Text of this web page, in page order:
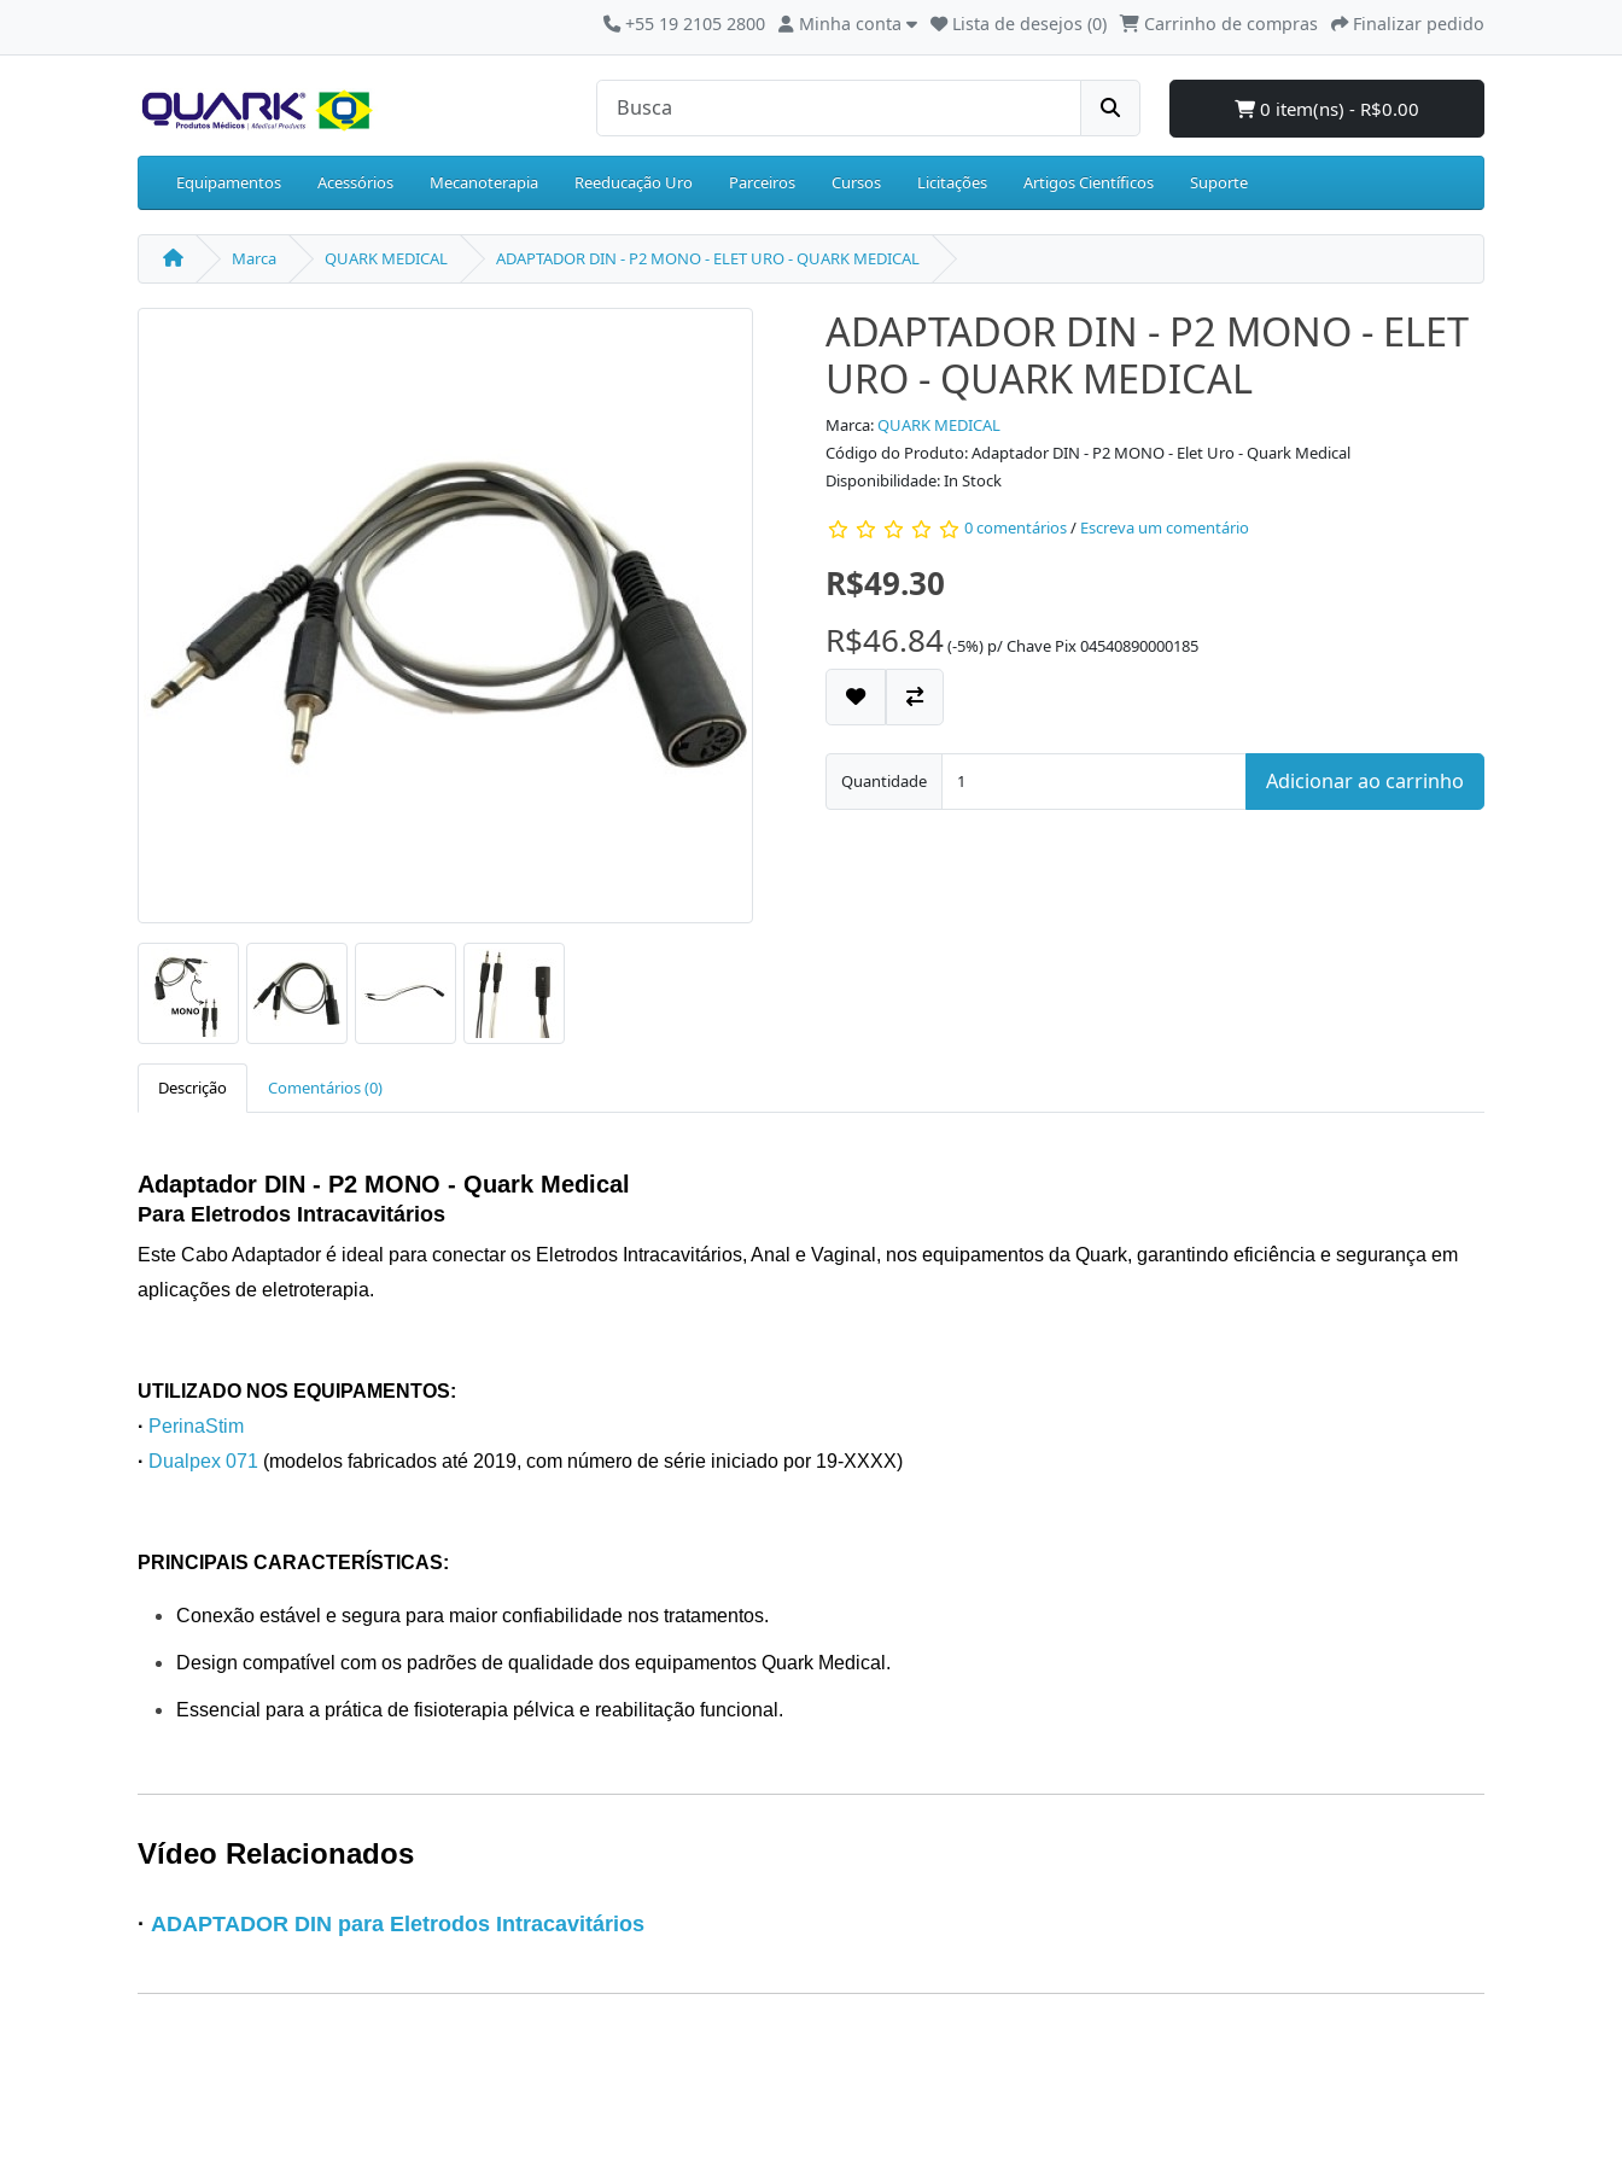
+55 19 2105 2800 Minha conta Lista de desejos (0) Carrinho de compras Finalizar pedido
0 item(ns) - R$0.00
Equipamentos Acessórios Mecanoterapia Reeducação Uro Parceiros Cursos Licitações Artigos Científicos Suporte
Marca QUARK MEDICAL ADAPTADOR DIN - P2 MONO - ELET URO - QUARK MEDICAL
ADAPTADOR DIN - P2 MONO - ELET
URO - QUARK MEDICAL
Marca:QUARK MEDICAL
Código do Produto: Adaptador DIN - P2 MONO - Elet Uro - Quark Medical
Disponibilidade: In Stock
0 comentários/ Escreva um comentário
R$49.30
R$46.84(-5%) p/Chave Pix 04540890000185
Quantidade Adicionar ao carrinho
Descrição Comentários (0)
Adaptador DIN - P2 MONO - Quark Medical
Para Eletrodos Intracavitários
Este Cabo Adaptador é ideal para conectar os Eletrodos Intracavitários, Anal e Vaginal, nos equipamentos da Quark, garantindo eficiência e segurança em
aplicações de eletroterapia.
UTILIZADO NOS EQUIPAMENTOS:
· PerinaStim
· Dualpex 071 (modelos fabricados até 2019, com número de série iniciado por 19-XXXX)
PRINCIPAIS CARACTERÍSTICAS:
Conexão estável e segura para maior confiabilidade nos tratamentos.
Design compatível com os padrões de qualidade dos equipamentos Quark Medical.
Essencial para a prática de fisioterapia pélvica e reabilitação funcional.
Vídeo Relacionados
· ADAPTADOR DIN para Eletrodos Intracavitários